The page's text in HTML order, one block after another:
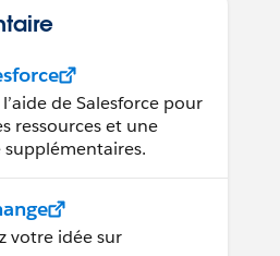
de Salesforce pour
ressources et une
supplémentaires.
votre idée sur